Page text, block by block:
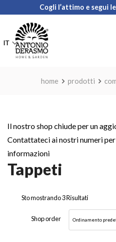
content
Cogli l’attimo e segui
IT
home prodotti
Il nostro shop chiude per un
Contattateci ai nostri numeri
informazioni
Tappeti
Sto mostrando 3 Risultati
Shop order